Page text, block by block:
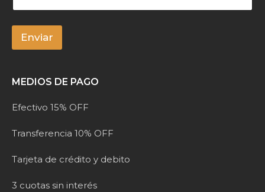
e
Enviar
t
r
n
t
v
MEDIOS DE PAGO
Efectivo 15% OFF
Transferencia 10% OFF
Tarjeta de crédito y debito
3 cuotas sin interés